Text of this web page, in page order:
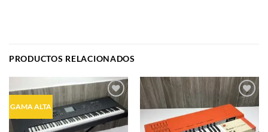
PRODUCTOS RELACIONADOS
GAMA ALTA
Agregar
a la
lista de
deseos
Agregar
a la
lista de
deseos